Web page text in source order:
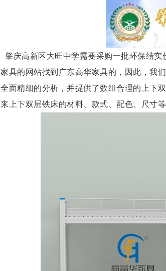
肇庆高新区大旺中学需要采购一批环保结实
家具的网站找到广东高华家具的，因此，我
全面精细的分析，并提供了数组合理的上下
来上下双层铁床的材料、款式、配色、尺寸